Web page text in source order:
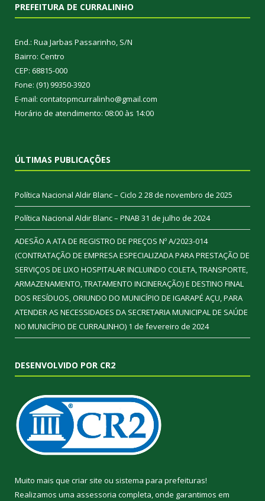
PREFEITURA DE CURRALINHO
End.: Rua Jarbas Passarinho, S/N
Bairro: Centro
CEP: 68815-000
Fone: (91) 99350-3920
E-mail: contatopmcurralinho@gmail.com
Horário de atendimento: 08:00 às 14:00
ÚLTIMAS PUBLICAÇÕES
Política Nacional Aldir Blanc – Ciclo 228 de novembro de 2025
Política Nacional Aldir Blanc – PNAB 31 de julho de 2024
ADESÃO A ATA DE REGISTRO DE PREÇOS Nº A/2023-014
(CONTRATAÇÃO DE EMPRESA ESPECIALIZADA PARA PRESTAÇÃO DE
SERVIÇOS DE LIXO HOSPITALAR INCLUINDO COLETA, TRANSPORTE,
ARMAZENAMENTO, TRATAMENTO INCINERAÇÃO) E DESTINO FINAL
DOS RESÍDUOS, ORIUNDO DO MUNICÍPIO DE IGARAPÉ AÇU, PARA
ATENDER AS NECESSIDADES DA SECRETARIA MUNICIPAL DE SAÚDE
NO MUNICÍPIO DE CURRALINHO) 1 de fevereiro de 2024
DESENVOLVIDO POR CR2
Muito mais que criar site ou sistema para prefeituras!
Realizamos uma assessoria completa, onde garantimos em